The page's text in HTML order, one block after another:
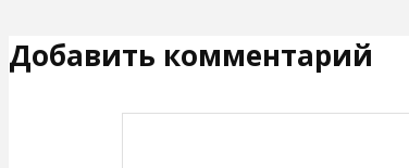
Добавить комментарий